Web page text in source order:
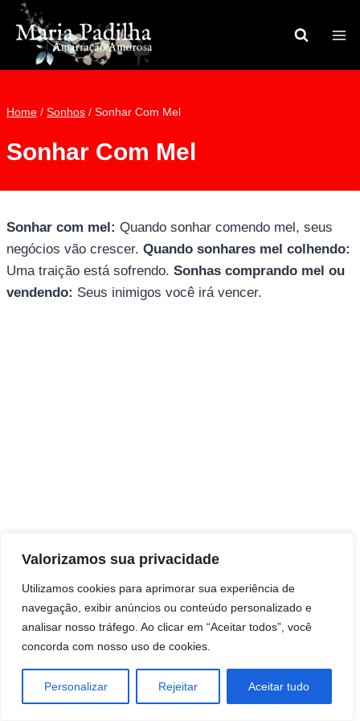
Valorizamos sua privacidade
Utilizamos cookies para aprimorar sua experiência de
navegação, exibir anúncios ou conteúdo personalizado e
analisar nosso tráfego. Ao clicar em “Aceitar todos”, você
concorda com nosso uso de cookies.
Personalizar Rejeitar Aceitar tudo
Pular
para
Conteúdo
Home / Sonhos / Sonhar Com Mel
Sonhar Com Mel
Sonhar com mel: Quando sonhar comendo mel, seus
negócios vão crescer. Quando sonhares mel colhendo:
Uma traição está sofrendo. Sonhas comprando mel ou
vendendo: Seus inimigos você irá vencer.
Consultas e trabalhos espirituais
Brasil - Santa Catarina - São José